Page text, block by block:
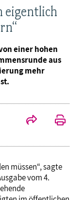
eigentlich
einer hohen
aus
mehr
müssen“, sagte
vom 4.